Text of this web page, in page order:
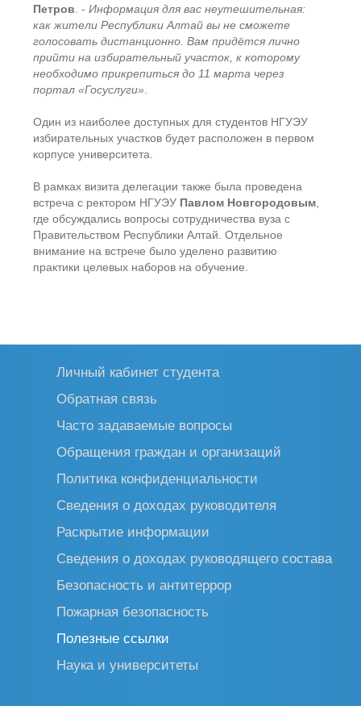
Петров . - Информация для вас неутешительная:
как жители Республики Алтай вы не сможете
голосовать дистанционно. Вам придётся лично
прийти на избирательный участок, к которому
необходимо прикрепиться до 11 марта через
портал «Госуслуги»
Один из наиболее доступных для студентов НГУЭУ
избирательных участков будет расположен в первом
корпусе университета.
В рамках визита делегации также была проведена
встреча с ректором НГУЭУ Павлом Новгородовым
где обсуждались вопросы сотрудничества вуза с
Правительством Республики Алтай. Отдельное
внимание на встрече было уделено развитию
практики целевых наборов на обучение.
Личный кабинет студента
Обратная связь
Часто задаваемые вопросы
Обращения граждан и организаций
Политика конфиденциальности
Сведения о доходах руководителя
Раскрытие информации
Сведения о доходах руководящего состава
Безопасность и антитеррор
Пожарная безопасность
Полезные ссылки
Наука и университеты